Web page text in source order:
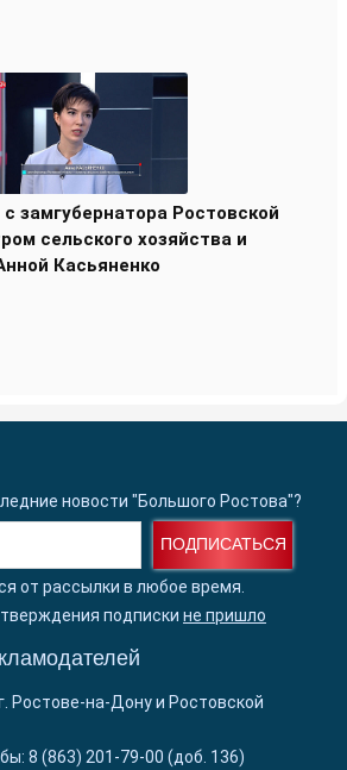
замгубернатора Ростовской
сельского хозяйства и
Касьяненко
новости "Большого Ростова"?
ПОДПИСАТЬСЯ
от рассылки в любое время.
подписки не пришло
Ростове-на-Дону и Ростовской
8 (863) 201-79-00 (доб. 136)